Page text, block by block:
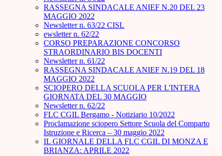
RASSEGNA SINDACALE ANIEF N.20 DEL 23
MAGGIO 2022
Newsletter n. 63/22 CISL
ewsletter n. 62/22
CORSO PREPARAZIONE CONCORSO
STRAORDINARIO BIS DOCENTI
Newsletter n. 61/22
RASSEGNA SINDACALE ANIEF N.19 DEL 18
MAGGIO 2022
SCIOPERO DELLA SCUOLA PER L'INTERA
GIORNATA DEL 30 MAGGIO
Newsletter n. 62/22
FLC CGIL Bergamo - Notiziario 10/2022
Proclamazione sciopero Settore Scuola del Comparto
Istruzione e Ricerca – 30 maggio 2022
IL GIORNALE DELLA FLC CGIL DI MONZA E
BRIANZA: APRILE 2022